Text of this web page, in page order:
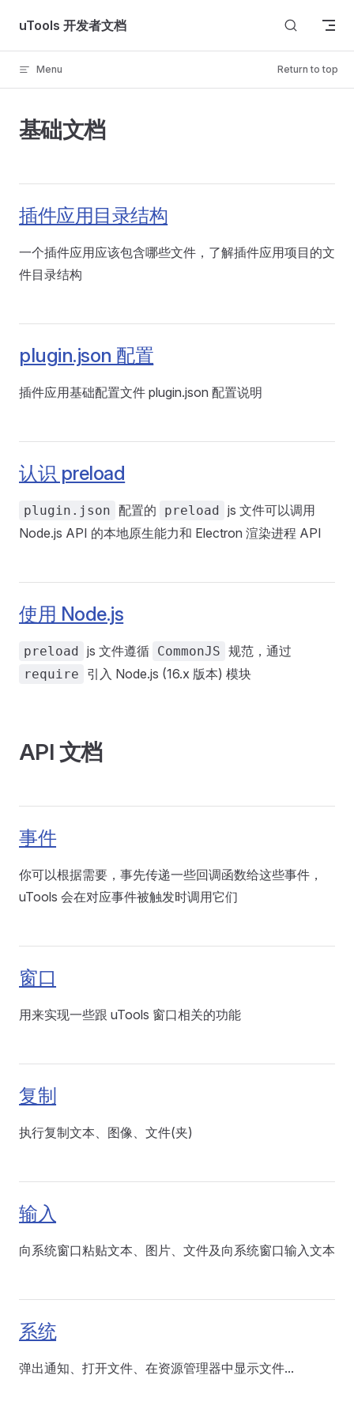
Skip to content
uTools 开发者文档
Menu Return to top
基础文档
插件应用目录结构
一个插件应用应该包含哪些文件，了解插件应用项目的文
件目录结构
plugin.json 配置
插件应用基础配置文件 plugin.json 配置说明
认识 preload
plugin.json 配置的 preload js 文件可以调用
Node.js API 的本地原生能力和 Electron 渲染进程 API
使用 Node.js
preload js 文件遵循 CommonJS 规范，通过
require 引入 Node.js (16.x 版本) 模块
API 文档
事件
你可以根据需要，事先传递一些回调函数给这些事件，
uTools 会在对应事件被触发时调用它们
窗口
用来实现一些跟 uTools 窗口相关的功能
复制
执行复制文本、图像、文件(夹)
输入
向系统窗口粘贴文本、图片、文件及向系统窗口输入文本
系统
弹出通知、打开文件、在资源管理器中显示文件...